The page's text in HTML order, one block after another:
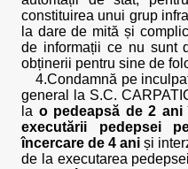
constituirea unui grup
la dare de mită și
de informații ce nu sunt
obținerii pentru sine de
4.Condamnă pe
general la S.C.
la o pedeapsă de 2
executării pedepsei
încercare de 4 ani și
de la executarea